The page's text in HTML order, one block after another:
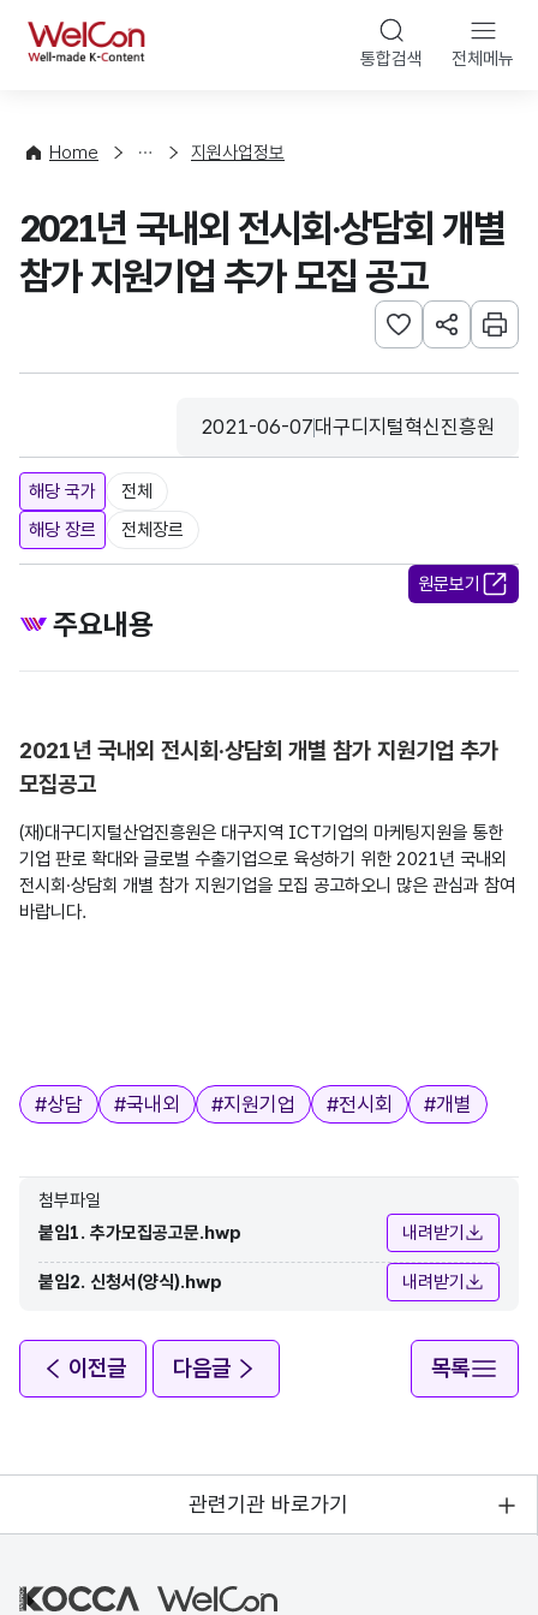
WelCon 통합검색 전체메뉴
Home
사
청
지원사업정보
2021년 국내외 전시회·상담회 개별
참가 지원기업 추가 모집 공고
관심사 등록하기
URL 공유하
인쇄
등록일
2021-06-07
수집기관
대구디지털혁신진흥원
해당 국가
전체
해당 장르
전체장르
원문보기
주요내용
2021년 국내외 전시회·상담회 개별 참가 지원기업 추가
모집공고
(재)대구디지털산업진흥원은 대구지역 ICT기업의 마케팅지원을 통한
기업 판로 확대와 글로벌 수출기업으로 육성하기 위한 2021년 국내외
전시회·상담회 개별 참가 지원기업을 모집 공고하오니 많은 관심과 참여
바랍니다.
태그
#상담 #국내외 #지원기업 #전시회 #개별
첨부파일
붙임1. 추가모집공고문.hwp
내려받기
붙임2. 신청서(양식).hwp 내려받기
이전글 다음글 목록
관련기관 바로가기